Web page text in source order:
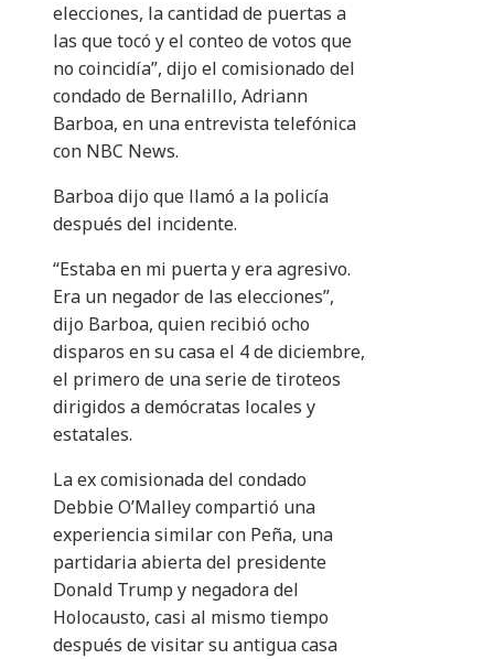
elecciones, la cantidad de puertas a
las que tocó y el conteo de votos que
no coincidía”, dijo el comisionado del
condado de Bernalillo, Adriann
Barboa, en una entrevista telefónica
con NBC News.
Barboa dijo que llamó a la policía
después del incidente.
“Estaba en mi puerta y era agresivo.
Era un negador de las elecciones”,
dijo Barboa, quien recibió ocho
disparos en su casa el 4 de diciembre,
el primero de una serie de tiroteos
dirigidos a demócratas locales y
estatales.
La ex comisionada del condado
Debbie O’Malley compartió una
experiencia similar con Peña, una
partidaria abierta del presidente
Donald Trump y negadora del
Holocausto, casi al mismo tiempo
después de visitar su antigua casa